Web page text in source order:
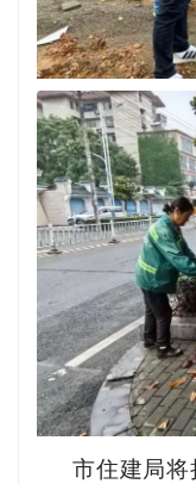
市住建局